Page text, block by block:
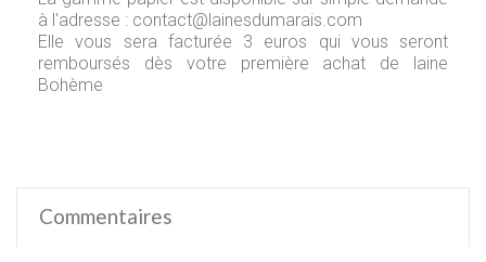
à l'adresse : contact@lainesdumarais.com
Elle vous sera facturée 3 euros qui vous seront
remboursés dès votre première achat de laine
Bohème
Commentaires